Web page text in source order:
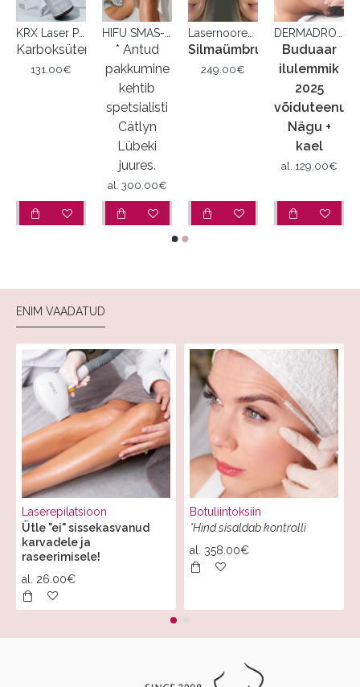
Karboksüteraapia
131.00€
* Antud
pakkumine
kehtib
spetsialisti
Cätlyn
Lübeki
juures.
al. 300.00€
Silmaümbrus
249.00€
Buduaar
ilulemmik
2025
võiduteenus
Nägu +
kael
al. 129.00€
ENIM VAADATUD
Laserepilatsioon
Ütle "ei" sissekasvanud
karvadele ja
raseerimisele!
al. 26.00€
Botuliintoksiin
*Hind sisaldab kontrolli
al. 358.00€